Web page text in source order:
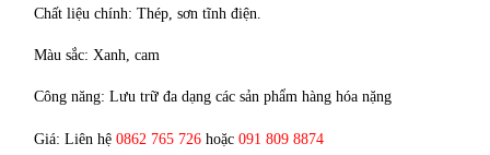
Chất liệu chính: Thép, sơn tĩnh điện.
Màu sắc: Xanh, cam
Công năng: Lưu trữ đa dạng các sản phẩm hàng hóa nặng
Giá: Liên hệ0862 765 726 hoặc091 809 8874